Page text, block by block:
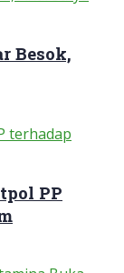
Besok,
PP